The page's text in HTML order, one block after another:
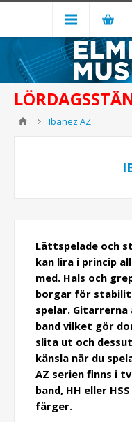
Ibanez AZ
Lättspelade och
kan lira i princip
med. Hals och
borgar för
spelar.
band vilket gör
slita ut och
känsla när du
AZ serien finns i
band, HH eller
färger.